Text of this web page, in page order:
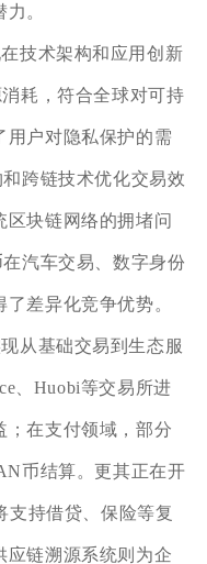
。
技术架构和应用创新
消耗，符合全球对可持
用户对隐私保护的需
跨链技术优化交易效
区块链网络的拥堵问
汽车交易、数字身份
差异化竞争优势。
从基础交易到生态服
、Huobi等交易所进
；在支付领域，部分
币结算。更其正在开
支持借贷、保险等复
应链溯源系统则为企